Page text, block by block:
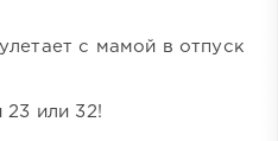
с мамой в отпуск
23 или 32!